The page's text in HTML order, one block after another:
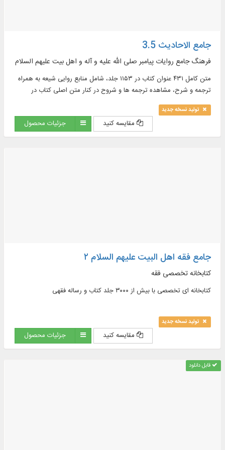
جامع الاحادیث 3.5
فرهنگ جامع روایات پیامبر صلی الله علیه و آله و اهل بیت علیهم السلام
متن کامل ۴۳۱ عنوان کتاب در ۱۱۵۳ جلد، شامل منابع روایی شیعه به همراه
ترجمه و شرح، مشاهده ترجمه ها و شروح در کنار متن اصلی کتاب در
موضوعات : اخلاق، ادعیه، تاریخ، تفسیر و ...
تولید نسخه جدید
مقایسه کنید جزئیات محصول
جامع فقه اهل البیت علیهم السلام ۲
کتابخانه تخصصی فقه
کتابخانه ای تخصصی با بیش از ۳۰۰۰ جلد کتاب و رساله فقهی
تولید نسخه جدید
مقایسه کنید جزئیات محصول
قابل دانلود